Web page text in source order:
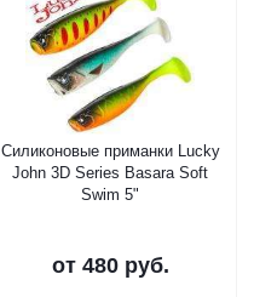
Силиконовые приманки Lucky
John 3D Series Basara Soft
Swim 5"
от 480 руб.